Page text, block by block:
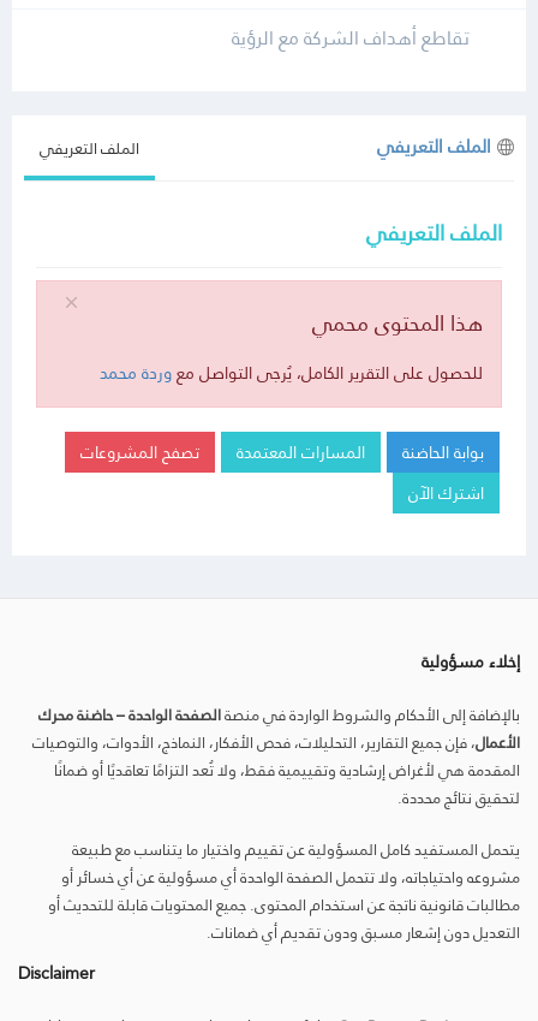
تقاطع أهداف الشركة مع الرؤية
الملف التعريفي الملف التعريفي
الملف التعريفي
هذا المحتوى محمي
للحصول على التقرير الكامل، يُرجى التواصل معوردة محمد
بوابة الحاضنة المسارات المعتمدة
تصفح المشروعات
اشترك الآن
إخلاء مسؤولية
بالإضافة إلى الأحكام والشروط الواردة في منصةالصفحة الواحدة – حاضنة محرك
الأعمال، فإن جميع التقارير، التحليلات، فحص الأفكار، النماذج، الأدوات، والتوصيات
المقدمة هي لأغراض إرشادية وتقييمية فقط، ولا تُعد التزامًا تعاقديًا أو ضمانًا
لتحقيق نتائج محددة.
يتحمل المستفيد كامل المسؤولية عن تقييم واختيار ما يتناسب مع طبيعة
مشروعه واحتياجاته، ولا تتحمل الصفحة الواحدة أي مسؤولية عن أي خسائر أو
مطالبات قانونية ناتجة عن استخدام المحتوى. جميع المحتويات قابلة للتحديث أو
التعديل دون إشعار مسبق ودون تقديم أي ضمانات.
Disclaimer